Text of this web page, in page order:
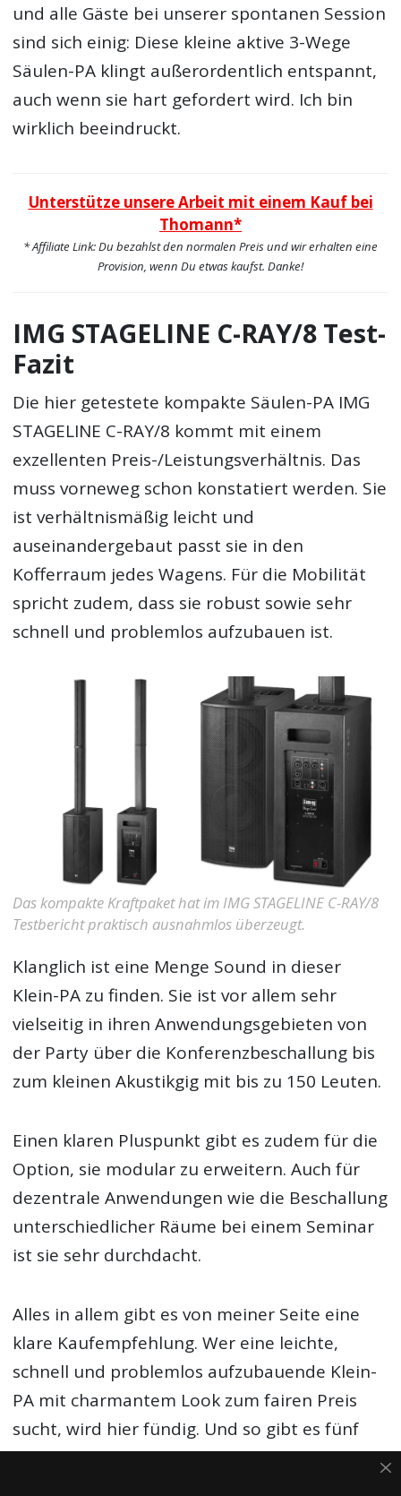
und alle Gäste bei unserer spontanen Session
sind sich einig: Diese kleine aktive 3-Wege
Säulen-PA klingt außerordentlich entspannt,
auch wenn sie hart gefordert wird. Ich bin
wirklich beeindruckt.
Unterstütze unsere Arbeit mit einem Kauf bei
Thomann*
* Affiliate Link: Du bezahlst den normalen Preis und wir erhalten eine
Provision, wenn Du etwas kaufst. Danke!
IMG STAGELINE C-RAY/8 Test-
Fazit
Die hier getestete kompakte Säulen-PA IMG
STAGELINE C-RAY/8 kommt mit einem
exzellenten Preis-/Leistungsverhältnis. Das
muss vorneweg schon konstatiert werden. Sie
ist verhältnismäßig leicht und
auseinandergebaut passt sie in den
Kofferraum jedes Wagens. Für die Mobilität
spricht zudem, dass sie robust sowie sehr
schnell und problemlos aufzubauen ist.
Das kompakte Kraftpaket hat im IMG STAGELINE C-RAY/8
Testbericht praktisch ausnahmlos überzeugt.
Klanglich ist eine Menge Sound in dieser
Klein-PA zu finden. Sie ist vor allem sehr
vielseitig in ihren Anwendungsgebieten von
der Party über die Konferenzbeschallung bis
zum kleinen Akustikgig mit bis zu 150 Leuten.
Einen klaren Pluspunkt gibt es zudem für die
Option, sie modular zu erweitern. Auch für
dezentrale Anwendungen wie die Beschallung
unterschiedlicher Räume bei einem Seminar
ist sie sehr durchdacht.
Alles in allem gibt es von meiner Seite eine
klare Kaufempfehlung. Wer eine leichte,
schnell und problemlos aufzubauende Klein-
PA mit charmantem Look zum fairen Preis
sucht, wird hier fündig. Und so gibt es fünf
von fünf möglichen Punkten im IMG